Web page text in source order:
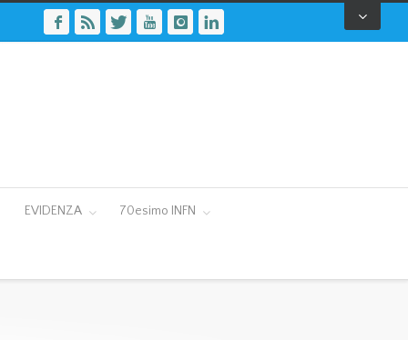
EVIDENZA 70esimo INFN